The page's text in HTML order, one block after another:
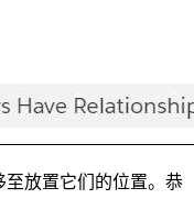
至放置它们的位置。恭